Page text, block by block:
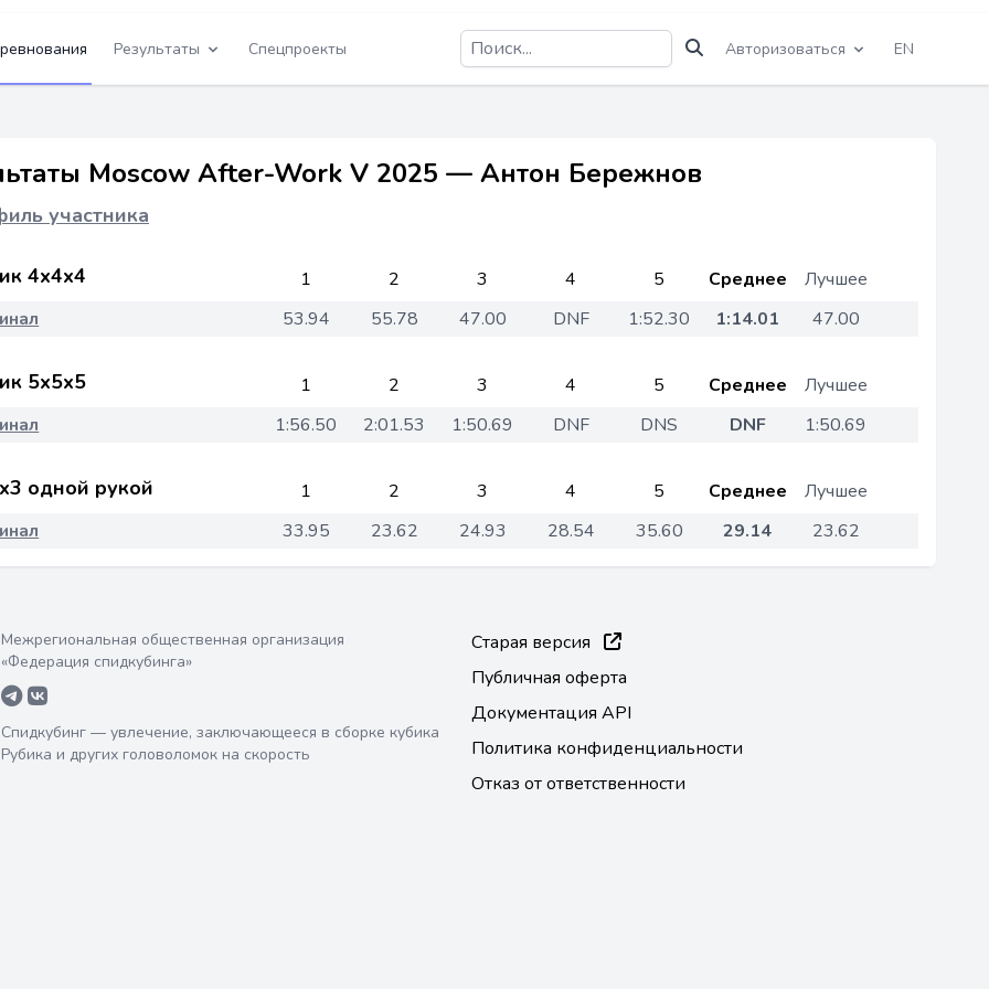
Результаты Спецпроекты Авторизоваться EN
Moscow After-Work V 2025 — Антон Бережнов
участника
4x4x4 1 2 3 4 5 Среднее
Лучшее
53.94 55.78 47.00 DNF 1:52.30 1:14.01 47.00
5x5x5 1 2 3 4 5 Среднее
Лучшее
1:56.50 2:01.53 1:50.69 DNF DNS DNF 1:50.69
одной рукой 1 2 3 4 5 Среднее
Лучшее
33.95 23.62 24.93 28.54 35.60 29.14 23.62
Межрегиональная общественная организация
«Федерация спидкубинга»
Спидкубинг — увлечение, заключающееся в сборке кубика
Рубика и других головоломок на скорость
Старая версия
Публичная оферта
Документация API
Политика конфиденциальности
Отказ от ответственности